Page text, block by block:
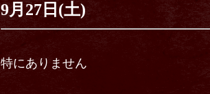
9月27日(土)
特にありません